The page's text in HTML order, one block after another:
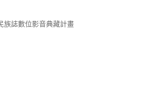
族誌數位影音典藏計畫